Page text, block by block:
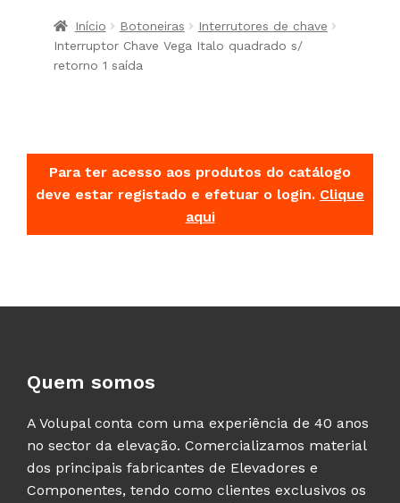
Início Botoneiras
Interrutores de chave
Interruptor Chave Vega Italo quadrado s/
retorno 1 saída
Para ter acesso aos produtos do catálogo
deve estar registado e efetuar o login. Clique
aqui
Quem somos
A Volupal conta com uma experiência de 40 anos
no sector da elevação. Comercializamos material
dos principais fabricantes de Elevadores e
Componentes, tendo como clientes exclusivos os